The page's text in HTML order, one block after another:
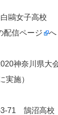
鷗女子高校
配信ページ へ
神奈川県大
実施）
71 鵠沼高校